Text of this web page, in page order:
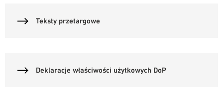
Teksty przetargowe
Deklaracje właściwości użytkowych DoP